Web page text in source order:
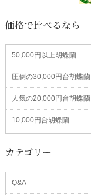
価格で比べるなら
50,000円以上胡蝶蘭
圧倒の30,000円台胡蝶蘭
人気の20,000円台胡蝶蘭
10,000円台胡蝶蘭
カテゴリー
Q&A